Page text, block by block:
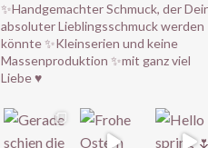
✨Handgemachter Schmuck, der
absoluter Lieblingsschmuck werden
könnte✨Kleinserien und keine
Massenproduktion ✨mit ganz viel
Liebe ♥️